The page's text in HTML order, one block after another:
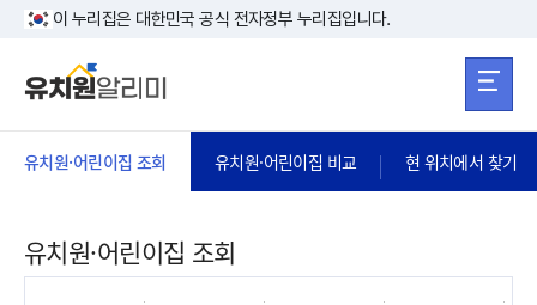
본문 바로가기
이 누리집은 대한민국 공식 전자정부 누리집입니다.
유치원·어린이집 조회 유치원·어린이집 비교 현 위치에서 찾기
유치원·어린이집 조회